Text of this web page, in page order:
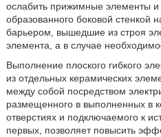
ослабить прижимные элементы и
образованного боковой стенкой
барьером, вышедшие из строя
элемента, а в случае
Выполнение плоского гибкого
из отдельных керамических
между собой посредством
размещенного в выполненных в
отверстиях и подключаемого к
первых, позволяет повысить